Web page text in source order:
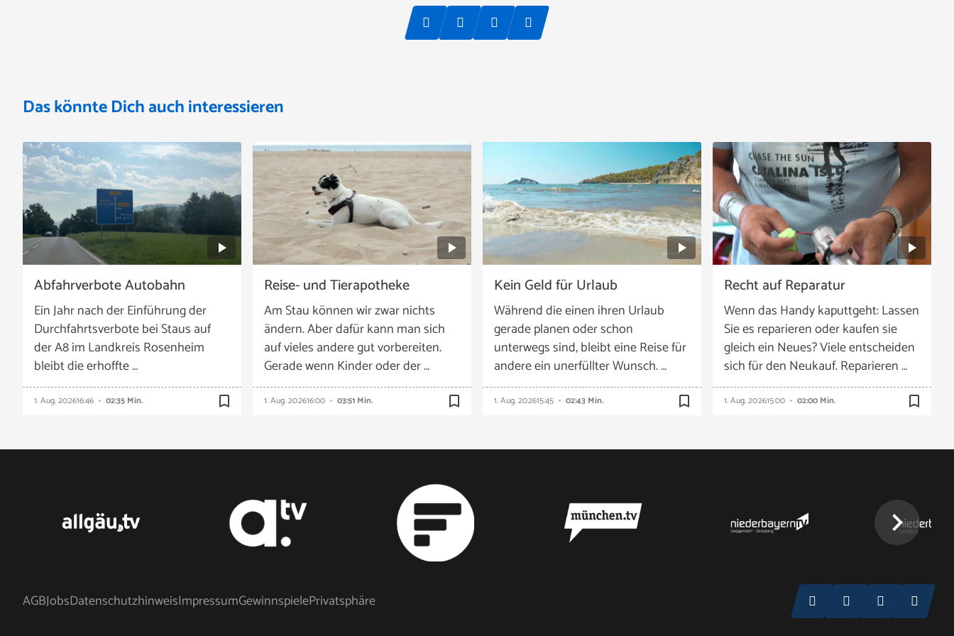
Das könnte Dich auch interessieren
Abfahrverbote Autobahn
Ein Jahr nach der Einführung der
Durchfahrtsverbote bei Staus auf
der A8 im Landkreis Rosenheim
bleibt die erhoffte …
1. Aug. 202616:46 02:35 Min. bookmark_border
Reise- und Tierapotheke
Am Stau können wir zwar nichts
ändern. Aber dafür kann man sich
auf vieles andere gut vorbereiten.
Gerade wenn Kinder oder der …
1. Aug. 202616:00 03:51 Min. bookmark_border
Kein Geld für Urlaub
Während die einen ihren Urlaub
gerade planen oder schon
unterwegs sind, bleibt eine Reise für
andere ein unerfüllter Wunsch. …
1. Aug. 202615:45 02:43 Min. bookmark_border
Recht auf Reparatur
Wenn das Handy kaputtgeht: Lassen
Sie es reparieren oder kaufen sie
gleich ein Neues? Viele entscheiden
sich für den Neukauf. Reparieren …
1. Aug. 202615:00 02:00 Min. bookmark_border
chevron_right
AGBJobsDatenschutzhinweisImpressumGewinnspielePrivatsphäre